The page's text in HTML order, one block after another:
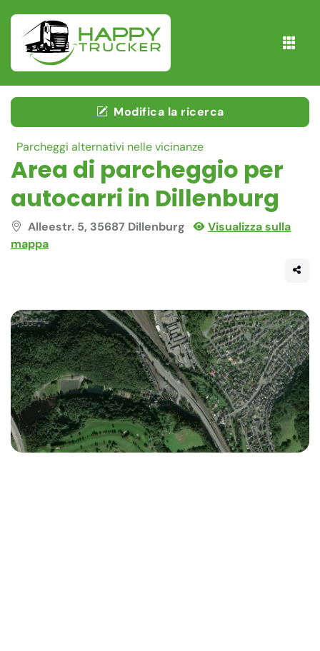
Modifica la ricerca
Parcheggi alternativi nelle vicinanze
Area di parcheggio per
autocarri in Dillenburg
Alleestr. 5, 35687 Dillenburg
Visualizza sulla
mappa